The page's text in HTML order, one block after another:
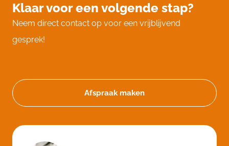
Klaar voor een volgende stap?
Neem direct contact op voor een vrijblijvend
gesprek!
Afspraak maken